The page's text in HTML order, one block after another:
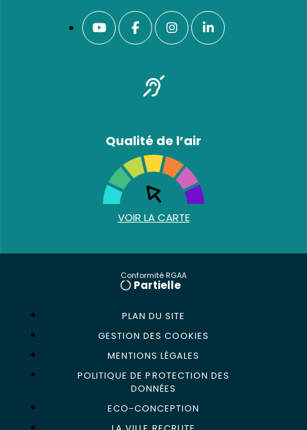
Qualité de l’air
VOIR LA CARTE
Conformité RGAA
Partielle
PLAN DU SITE
GESTION DES COOKIES
MENTIONS LÉGALES
POLITIQUE DE PROTECTION DES
DONNÉES
ECO-CONCEPTION